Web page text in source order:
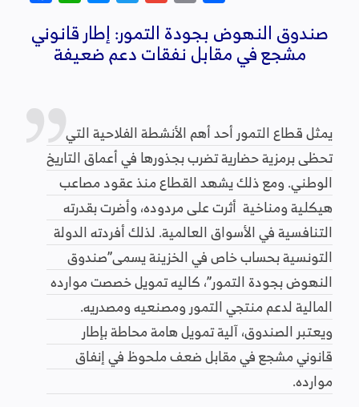
صندوق النهوض بجودة التمور: إطار قانوني
مشجع في مقابل نفقات دعم ضعيفة
يمثل قطاع التمور أحد أهم الأنشطة الفلاحية التي
تحظى برمزية حضارية تضرب بجذورها في أعماق التاريخ
الوطني. ومع ذلك يشهد القطاع منذ عقود مصاعب
هيكلية ومناخية أثرت على مردوده، وأضرت بقدرته
التنافسية في الأسواق العالمية. لذلك أفردته الدولة
التونسية بحساب خاص في الخزينة يسمى”صندوق
النهوض بجودة التمور”، كاليه تمويل خصصت موارده
الماليةلدعم منتجي التمور ومصنعيه ومصدريه.
ويعتبر الصندوق، آلية تمويل هامة محاطة بإطار
قانوني مشجع في مقابل ضعف ملحوظ في إنفاق
موارده.